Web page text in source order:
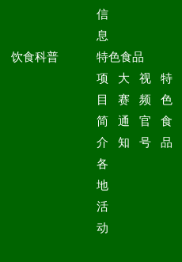
信
息
饮食科普
特色食品
项
目
简
介
大
赛
通
知
视
频
官
号
特
色
食
品
各
地
活
动